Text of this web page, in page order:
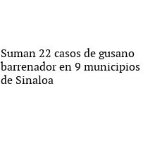
Suman 22 casos de gusano
barrenador en 9 municipios
de Sinaloa